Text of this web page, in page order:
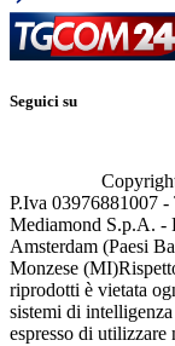
Seguici su
P.Iva 03976881007
Mediamond S.p.A. -
Amsterdam (Paesi
Monzese (MI)
riprodotti è vietata
sistemi di
espresso di utilizzare